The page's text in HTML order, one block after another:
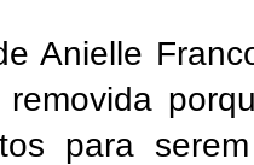
Anielle
removida
para